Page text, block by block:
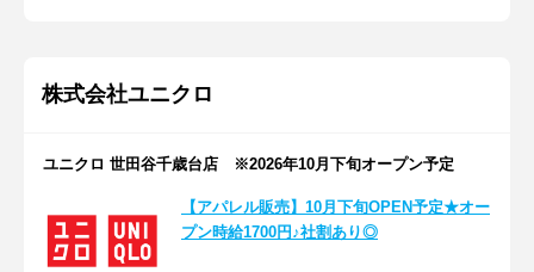
株式会社ユニクロ
ユニクロ 世田谷千歳台店 ※2026年10月下旬オープン予定
【アパレル販売】10月下旬OPEN予定★オー
プン時給1700円♪社割あり◎